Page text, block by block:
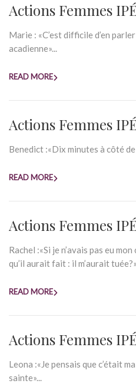
Actions Femmes
Marie : «C’est difficile d’en
acadienne»...
READ MORE
Actions Femmes
Benedict :«Dix minutes à côté de
READ MORE
Actions Femmes
Rachel :«Si je n’avais pas eu
qu’il aurait fait : il m’aurait
READ MORE
Actions Femmes
Leona :«Je pensais que c’était
sainte»...